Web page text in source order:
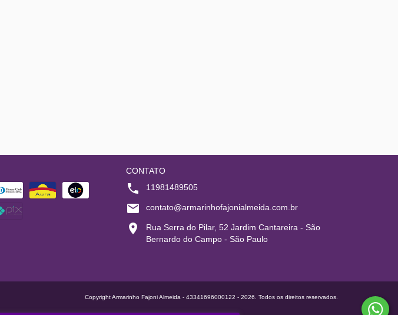
CONTATO
11981489505
contato@armarinhofajonialmeida.com.br
Rua Serra do Pilar, 52 Jardim Cantareira - São
Bernardo do Campo - São Paulo
Copyright Armarinho Fajoni Almeida - 43341696000122 - 2026. Todos os direitos reservados.